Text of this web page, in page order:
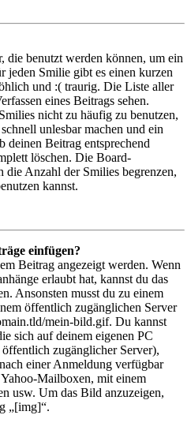
die benutzt werden können, um ein
jeden Smilie gibt es einen kurzen
und :( traurig. Die Liste aller
eines Beitrags sehen.
nicht zu häufig zu benutzen,
unlesbar machen und ein
deinen Beitrag entsprechend
löschen. Die Board-
die Anzahl der Smilies begrenzen,
kannst.
einfügen?
Beitrag angezeigt werden. Wenn
erlaubt hat, kannst du das
Ansonsten musst du zu einem
öffentlich zugänglichen Server
mein-bild.gif. Du kannst
sich auf deinem eigenen PC
zugänglicher Server),
einer Anmeldung verfügbar
Mailboxen, mit einem
usw. Um das Bild anzuzeigen,
„[img]“.